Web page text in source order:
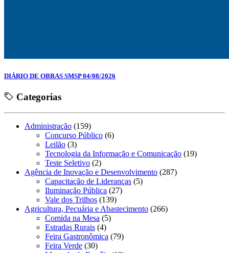
DIÁRIO DE OBRAS SMSP 04/08/2026
Categorias
Administração (159)
Concurso Público (6)
Leilão (3)
Tecnologia da Informação e Comunicação (19)
Teste Seletivo (2)
Agência de Inovação e Desenvolvimento (287)
Capacitação de Lideranças (5)
Iluminação Pública (27)
Vale dos Trilhos (139)
Agricultura, Pecuária e Abastecimento (266)
Comida na Mesa (5)
Estradas Rurais (4)
Feira Gastronômica (79)
Feira Verde (30)